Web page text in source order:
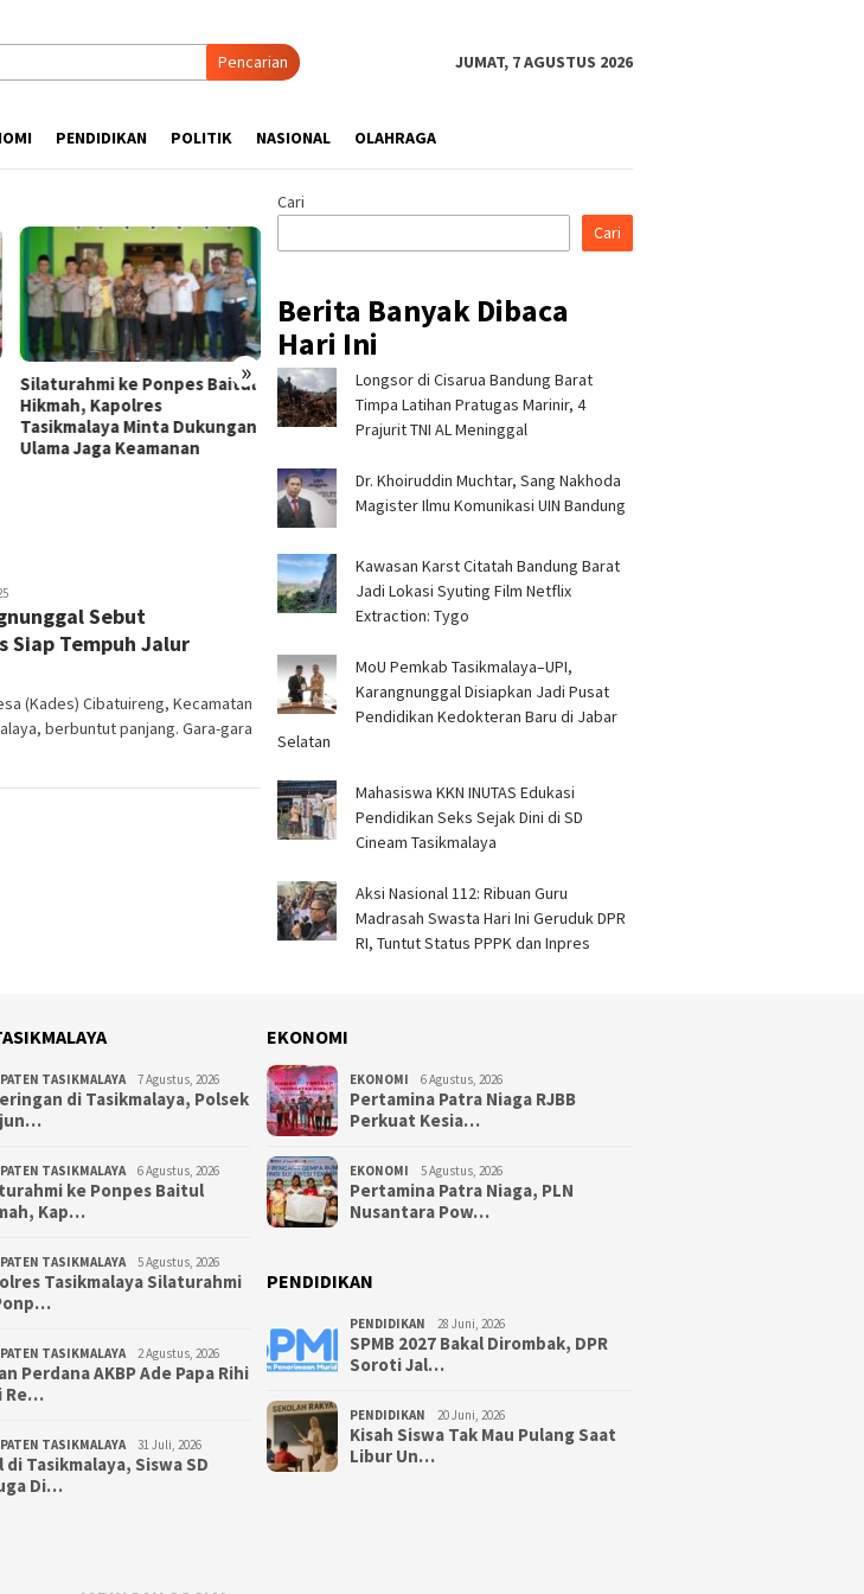
Pencarian JUMAT, 7 AGUSTUS 2026
PENDIDIKAN POLITIK NASIONAL OLAHRAGA
»
Silaturahmi ke Ponpes Baitul
Hikmah, Kapolres
Tasikmalaya Minta Dukungan
Ulama Jaga Keamanan
Pertamina Patra Niaga, PLN
Nusantara Power UP
Rembang, dan Rumah Zakat
bagi Anak Penyintas Gempa
di Sigi
Hadir di Indonesia Fashion
Week 2026, Tujuh Mitra
Pasar dan Jejaring Bisnis
Sebut
Siap Tempuh Jalur
(Kades) Cibatuireng, Kecamatan
berbuntut panjang. Gara-gara
Cari
Cari
Berita Banyak Dibaca
Hari Ini
Longsor di Cisarua Bandung Barat
Timpa Latihan Pra­tugas Marinir, 4
Prajurit TNI AL Meninggal
Dr. Khoiruddin Muchtar, Sang Nakhoda
Magister Ilmu Komunikasi UIN Bandung
Kawasan Karst Citatah Bandung Barat
Jadi Lokasi Syuting Film Netflix
Extraction: Tygo
MoU Pemkab Tasikmalaya–UPI,
Karangnunggal Disiapkan Jadi Pusat
Pendidikan Kedokteran Baru di Jabar
Selatan
Mahasiswa KKN INUTAS Edukasi
Pendidikan Seks Sejak Dini di SD
Cineam Tasikmalaya
Aksi Nasional 112: Ribuan Guru
Madrasah Swasta Hari Ini Geruduk DPR
RI, Tuntut Status PPPK dan Inpres
TASIKMALAYA 7 Agustus, 2026
di Tasikmalaya, Polsek
TASIKMALAYA 6 Agustus, 2026
ke Ponpes Baitul
Kap…
TASIKMALAYA 5 Agustus, 2026
Tasikmalaya Silaturahmi
TASIKMALAYA 2 Agustus, 2026
Perdana AKBP Ade Papa Rihi
Re…
TASIKMALAYA 31 Juli, 2026
di Tasikmalaya, Siswa SD
Di…
EKONOMI
EKONOMI 6 Agustus, 2026
Pertamina Patra Niaga RJBB
Perkuat Kesia…
EKONOMI 5 Agustus, 2026
Pertamina Patra Niaga, PLN
Nusantara Pow…
PENDIDIKAN
PENDIDIKAN 28 Juni, 2026
SPMB 2027 Bakal Dirombak, DPR
Soroti Jal…
PENDIDIKAN 20 Juni, 2026
Kisah Siswa Tak Mau Pulang Saat
Libur Un…